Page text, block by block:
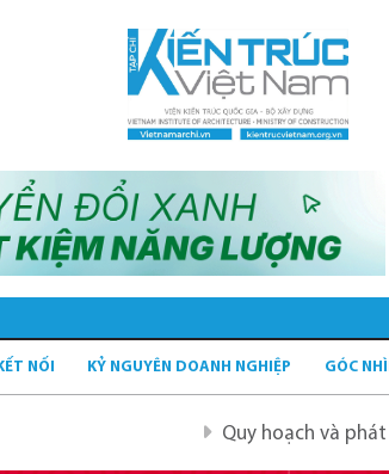
KẾT NỐI KỶ NGUYÊN DOANH NGHIỆP GÓC
Quy hoạch và phát triển hạ